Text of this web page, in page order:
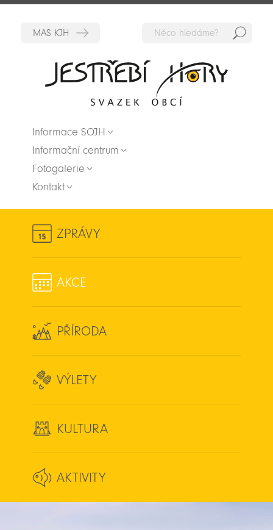
Informace SOJH
Informační centrum
Fotogalerie
Kontakt
ZPRÁVY
AKCE
PŘÍRODA
VÝLETY
KULTURA
AKTIVITY